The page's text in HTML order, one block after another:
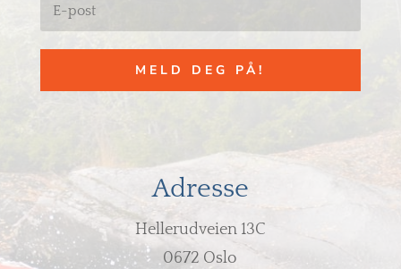
MELD DEG PÅ!
Adresse
Hellerudveien 13C
0672 Oslo